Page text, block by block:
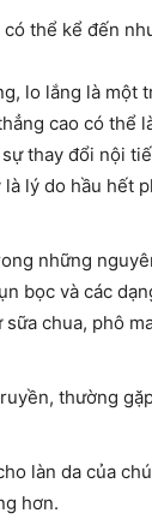
thể kể đến
lo lắng là
cao có thể
thay đổi nội
lý do hầu hết
những
bọc và các
chua, phô
thường
làn da của
hơn.